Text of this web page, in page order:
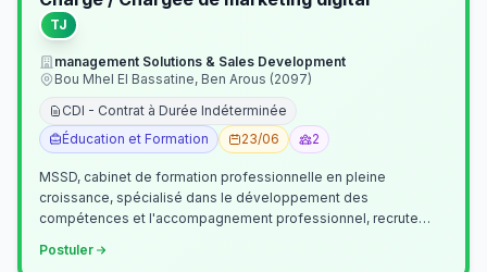
TJ
management Solutions & Sales Development
Bou Mhel El Bassatine, Ben Arous (2097)
CDI - Contrat à Durée Indéterminée
Éducation et Formation
23/06 2
MSSD, cabinet de formation professionnelle en pleine
croissance, spécialisé dans le développement des
compétences et l'accompagnement professionnel, recrute
Postuler